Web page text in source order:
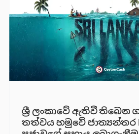
ශ්‍රී ලංකාවේ ඇතිවී තිබෙන
තත්වය හමුවේ ජාත්‍යන්තර